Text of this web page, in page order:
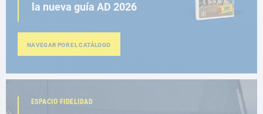
la nueva guía AD 2026
NAVEGAR POR EL CATÁLOGO
ESPACIO FIDELIDAD